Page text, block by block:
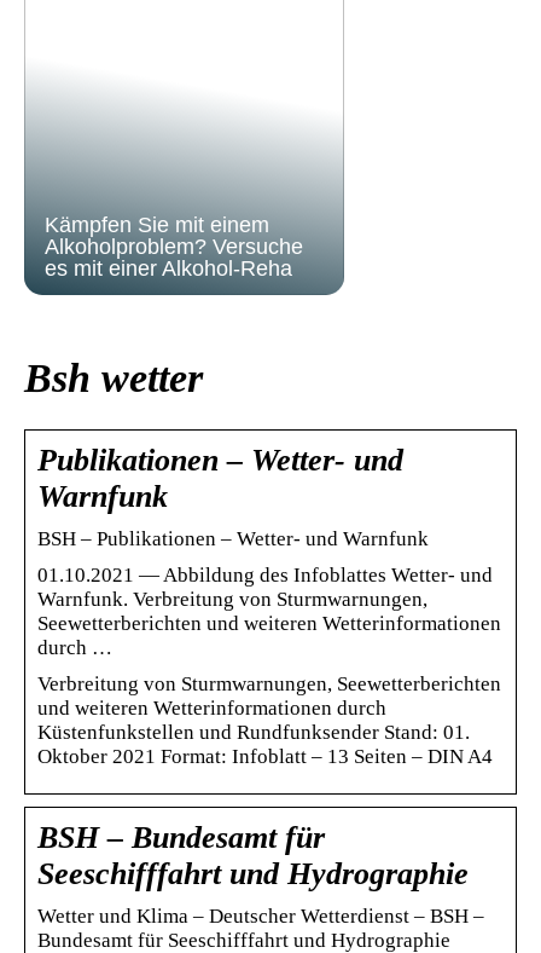
Kämpfen Sie mit einem
Alkoholproblem? Versuche
es mit einer Alkohol-Reha
Bsh wetter
Publikationen – Wetter- und
Warnfunk
BSH – Publikationen – Wetter- und Warnfunk
01.10.2021 — Abbildung des Infoblattes Wetter- und
Warnfunk. Verbreitung von Sturmwarnungen,
Seewetterberichten und weiteren Wetterinformationen
durch …
Verbreitung von Sturmwarnungen, Seewetterberichten
und weiteren Wetterinformationen durch
Küstenfunkstellen und Rundfunksender Stand: 01.
Oktober 2021 Format: Infoblatt – 13 Seiten – DIN A4
BSH – Bundesamt für
Seeschifffahrt und Hydrographie
Wetter und Klima – Deutscher Wetterdienst – BSH –
Bundesamt für Seeschifffahrt und Hydrographie